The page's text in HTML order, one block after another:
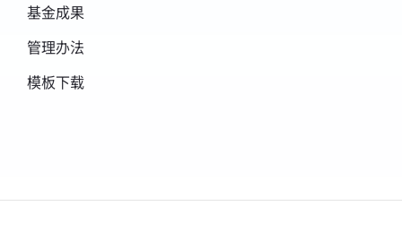
基金成果
管理办法
模板下载